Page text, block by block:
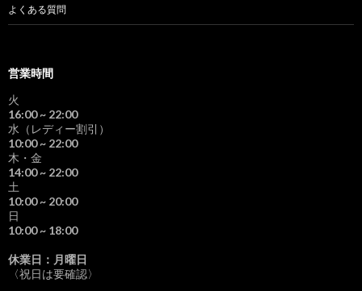
よくある質問
営業時間
火
16:00~ 22:00
水（レディー割引）
10:00~ 22:00
木・金
14:00~ 22:00
土
10:00~ 20:00
日
10:00~ 18:00
休業日：月曜日
〈祝日は要確認〉